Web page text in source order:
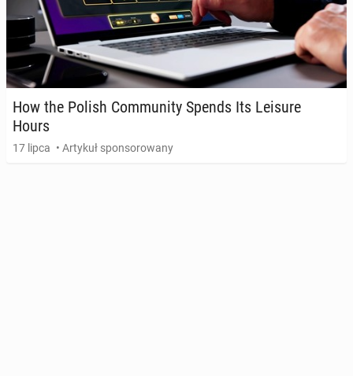
How the Polish Com­mu­ni­ty Spends Its Leisure
Hours
17 lipca • Artykuł sponsorowany